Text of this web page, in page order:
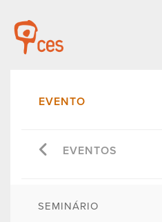
EVENTO
EVENTOS
SEMINÁRIO